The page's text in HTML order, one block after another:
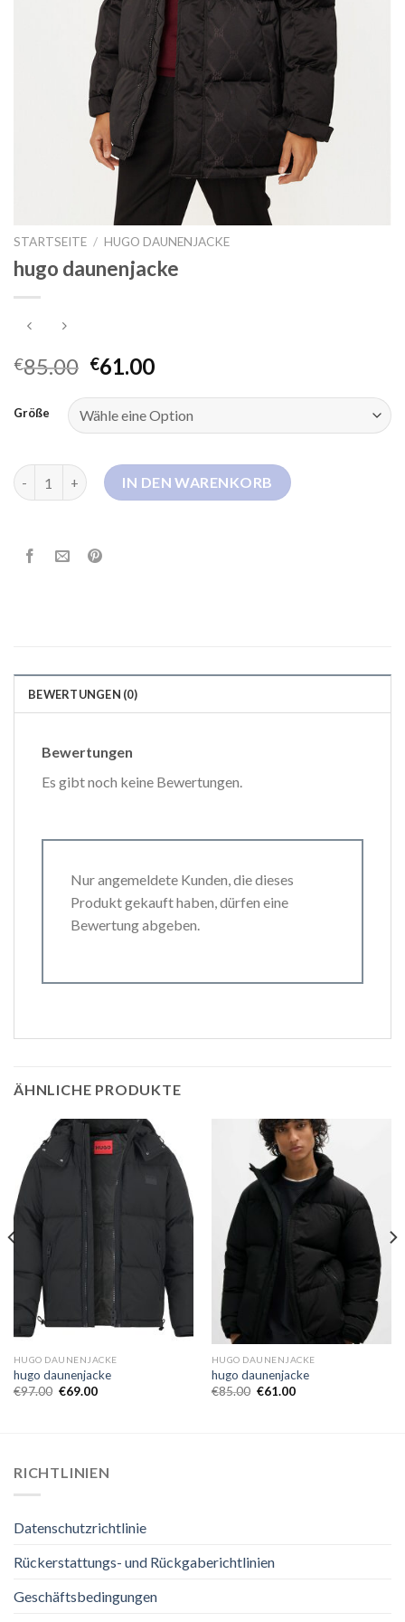
STARTSEITE / HUGO DAUNENJACKE
hugo daunenjacke
€85.00 €61.00
Größe
hugo daunenjacke MengeIN DEN WARENKORB
BEWERTUNGEN (0)
Bewertungen
Es gibt noch keine Bewertungen.
Nur angemeldete Kunden, die dieses
Produkt gekauft haben, dürfen eine
Bewertung abgeben.
ÄHNLICHE PRODUKTE
HUGO DAUNENJACKE
hugo daunenjacke
€97.00 €69.00
HUGO DAUNENJACKE
hugo daunenjacke
€85.00 €61.00
RICHTLINIEN
Datenschutzrichtlinie
Rückerstattungs- und Rückgaberichtlinien
Geschäftsbedingungen